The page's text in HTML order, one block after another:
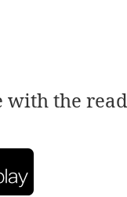
with the